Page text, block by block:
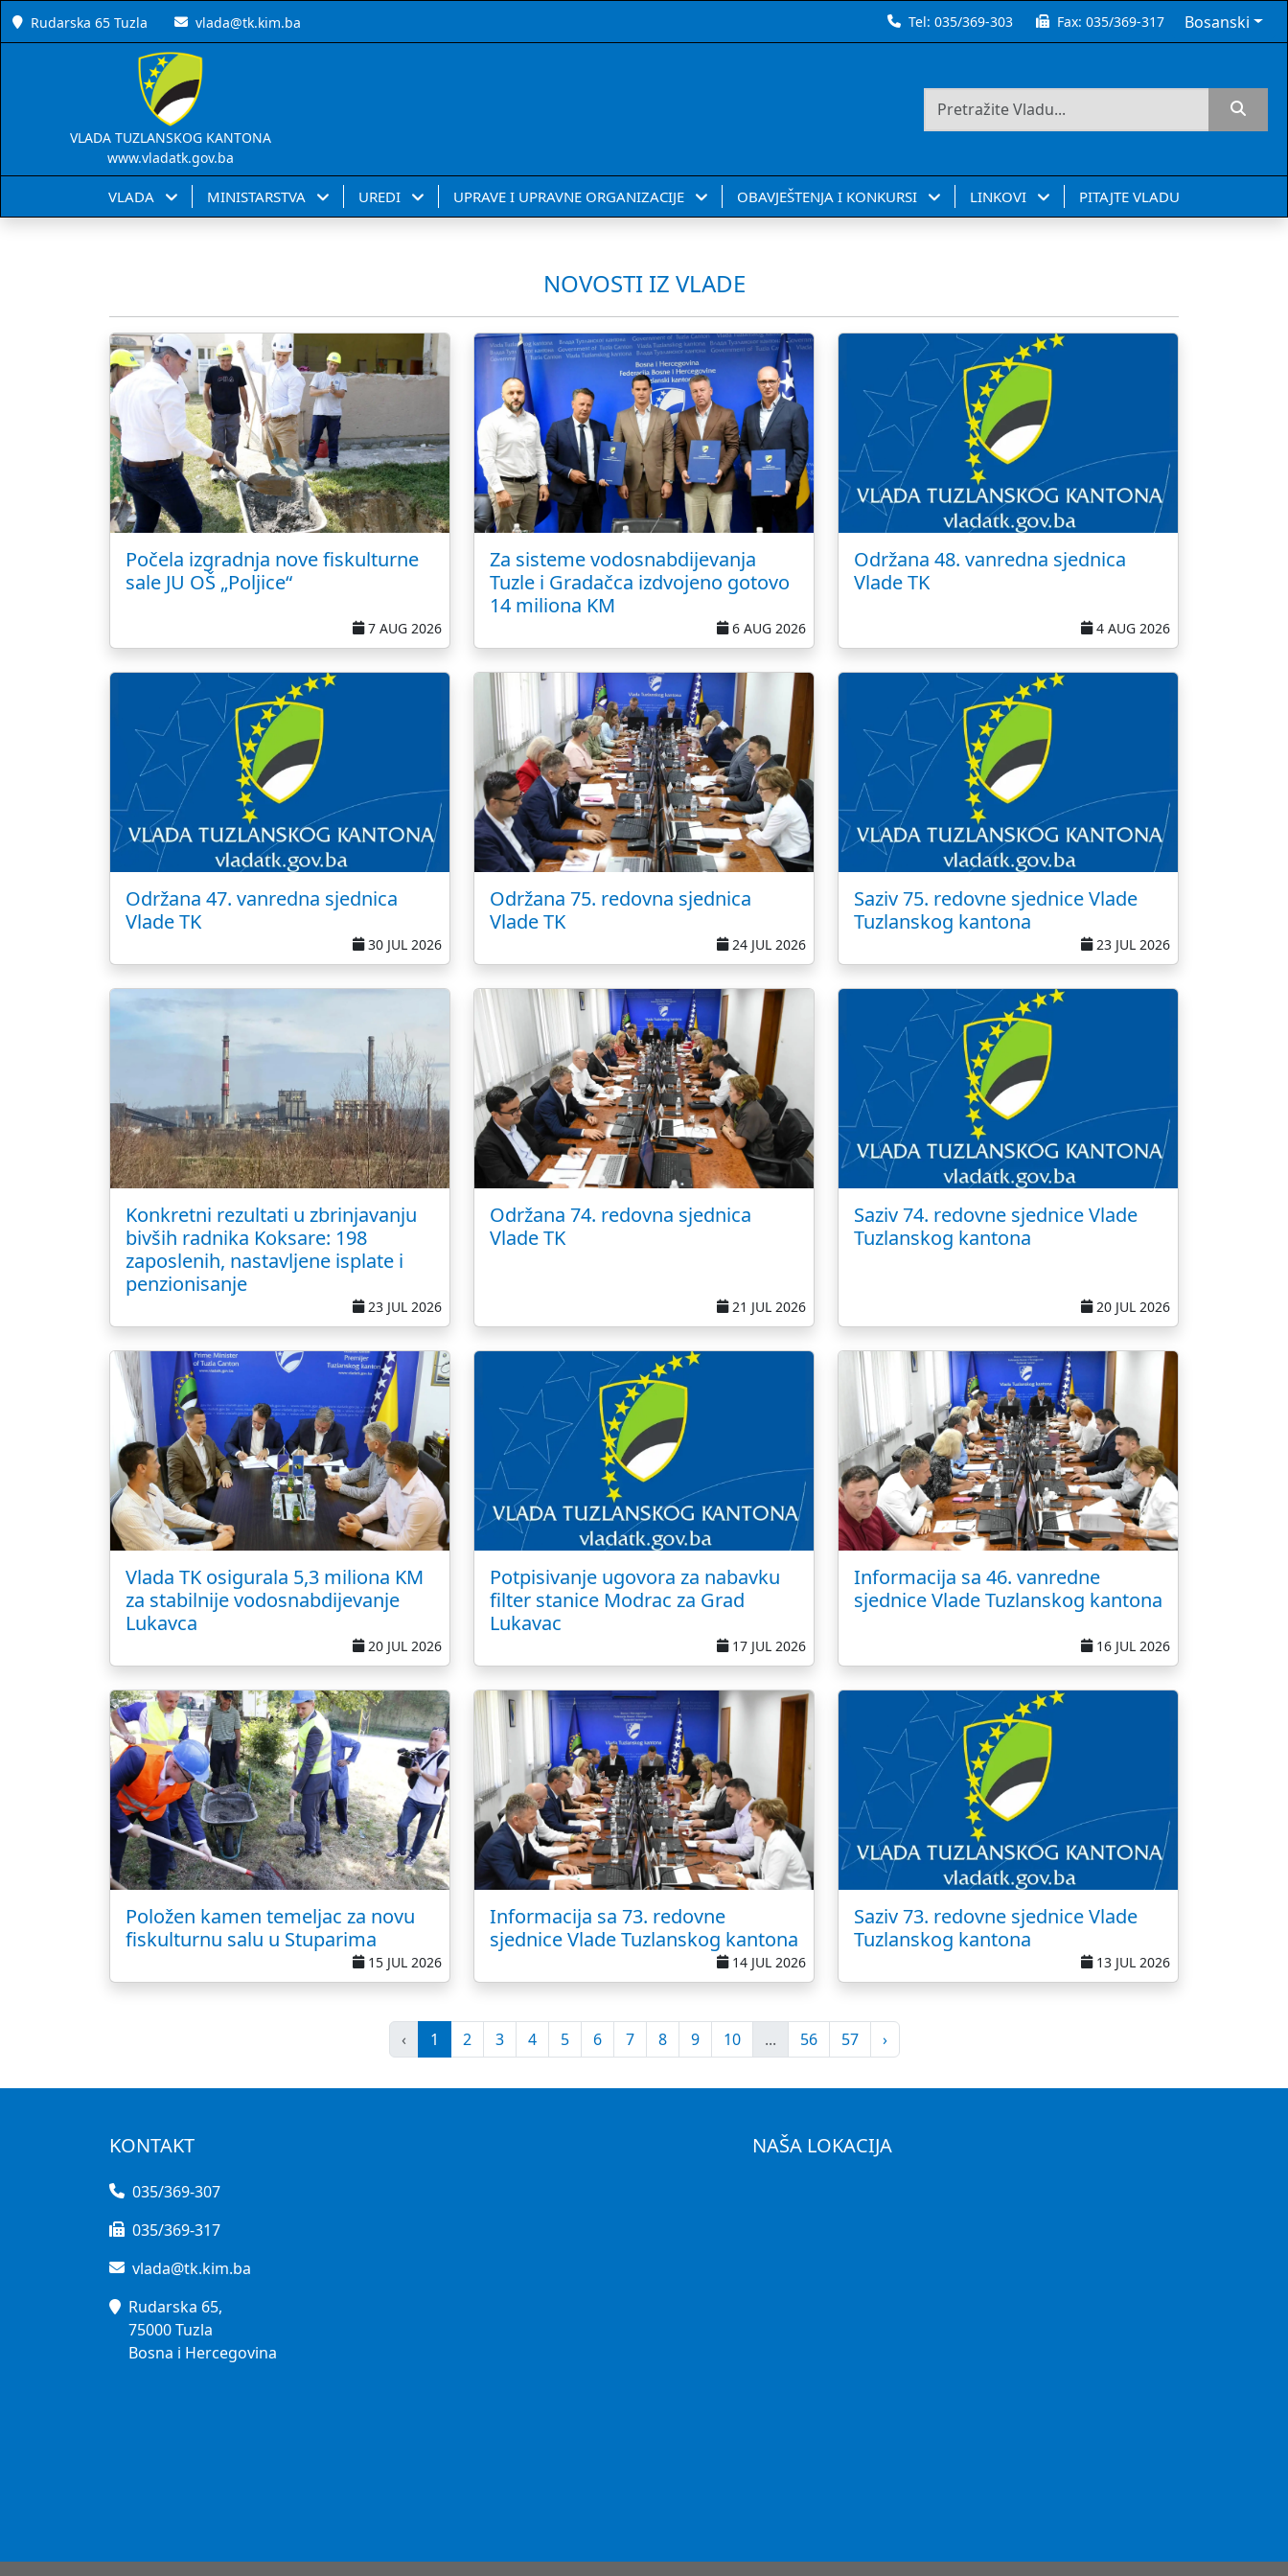
Rudarska 65 Tuzla vlada@tk.kim.ba Tel:035/369-303 Fax:035/369-317 Bosanski
VLADA TUZLANSKOG KANTONA
www.vladatk.gov.ba
VLADA MINISTARSTVA UREDI UPRAVE I UPRAVNE ORGANIZACIJE OBAVJEŠTENJA I KONKURSI LINKOVI PITAJTE VLADU
NOVOSTI IZ VLADE
Počela izgradnja nove fiskulturne
sale JU OŠ „Poljice“
7 AUG 2026
Za sisteme vodosnabdijevanja
Tuzle i Gradačca izdvojeno gotovo
14 miliona KM
6 AUG 2026
Održana 48. vanredna sjednica
Vlade TK
4 AUG 2026
Održana 47. vanredna sjednica
Vlade TK
30 JUL 2026
Održana 75. redovna sjednica
Vlade TK
24 JUL 2026
Saziv 75. redovne sjednice Vlade
Tuzlanskog kantona
23 JUL 2026
Konkretni rezultati u zbrinjavanju
bivših radnika Koksare: 198
zaposlenih, nastavljene isplate i
penzionisanje
23 JUL 2026
Održana 74. redovna sjednica
Vlade TK
21 JUL 2026
Saziv 74. redovne sjednice Vlade
Tuzlanskog kantona
20 JUL 2026
Vlada TK osigurala 5,3 miliona KM
za stabilnije vodosnabdijevanje
Lukavca
20 JUL 2026
Potpisivanje ugovora za nabavku
filter stanice Modrac za Grad
Lukavac
17 JUL 2026
Informacija sa 46. vanredne
sjednice Vlade Tuzlanskog kantona
16 JUL 2026
Položen kamen temeljac za novu
fiskulturnu salu u Stuparima
15 JUL 2026
Informacija sa 73. redovne
sjednice Vlade Tuzlanskog kantona
14 JUL 2026
Saziv 73. redovne sjednice Vlade
Tuzlanskog kantona
13 JUL 2026
‹ 1 2 3 4 5 6 7 8 9 10 ... 56 57 ›
KONTAKT
035/369-307
035/369-317
vlada@tk.kim.ba
Rudarska 65,
75000 Tuzla
Bosna i Hercegovina
NAŠA LOKACIJA